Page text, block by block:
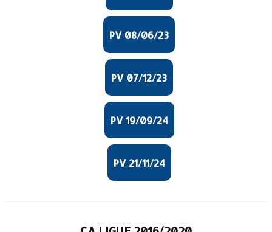
PV 08/06/23
PV 07/12/23
PV 19/09/24
PV 21/11/24